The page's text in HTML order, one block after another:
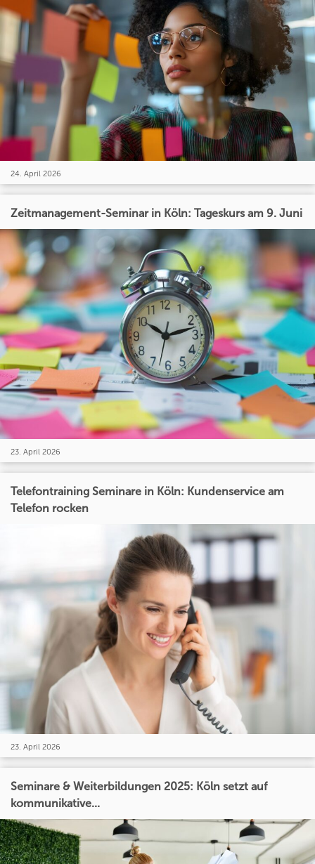
24. April 2026
Zeitmanagement-Seminar in Köln: Tageskurs am 9. Juni
23. April 2026
Telefontraining Seminare in Köln: Kundenservice am
Telefon rocken
23. April 2026
Seminare & Weiterbildungen 2025: Köln setzt auf
kommunikative...